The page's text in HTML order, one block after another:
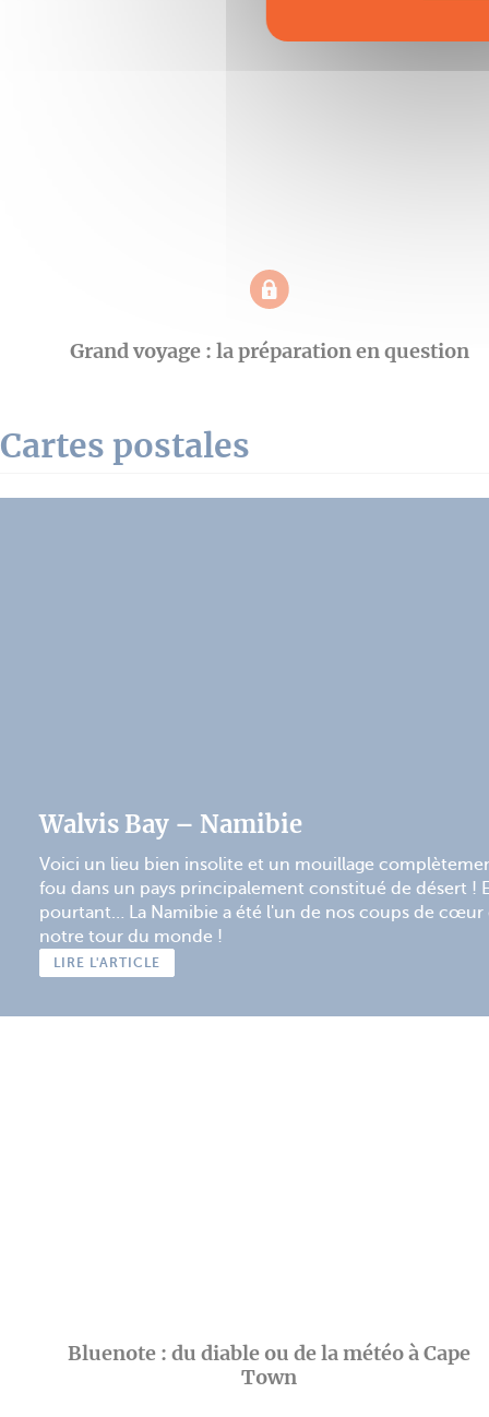
Grand voyage : la préparation en question
Cartes postales
Walvis Bay – Namibie
Voici un lieu bien insolite et un mouillage
fou dans un pays principalement constitué de désert !
pourtant… La Namibie a été l'un de nos coups de cœur
notre tour du monde !
LIRE L'ARTICLE
Bluenote : du diable ou de la météo à Cape
Town